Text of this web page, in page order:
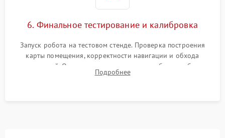
6. Финальное тестирование и калибровка
Запуск робота на тестовом стенде. Проверка построения
карты помещения, корректности навигации и обхода
препятствий. Оценка силы всасывания и работы турбины.
Тестирование автоматического возврата на док-станцию и
Подробнее